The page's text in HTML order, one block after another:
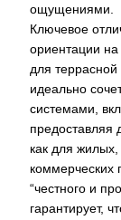
ощущениями.
Ключевое
ориентации
для
идеально
системами,
предоставляя
как для
коммерческих
“честного и
гарантирует,